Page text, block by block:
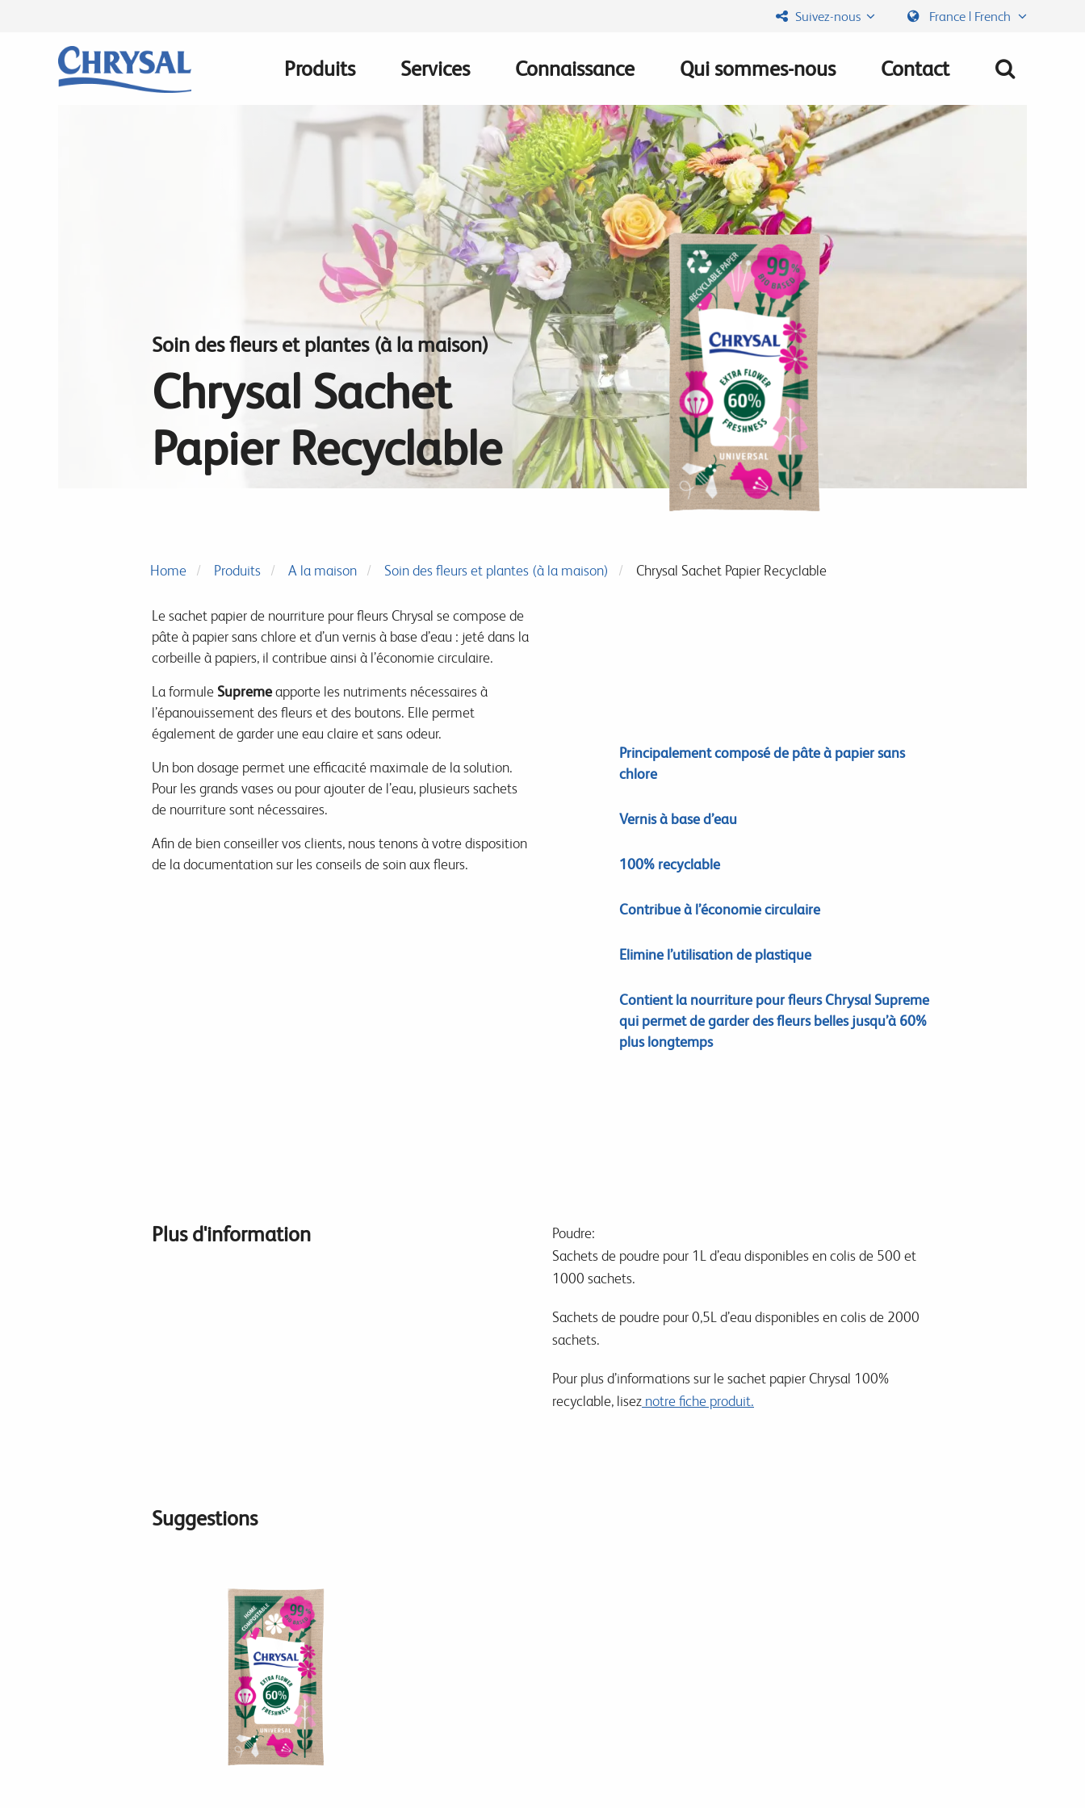
Suivez-nous France | French
Main
navigation
Produits Services Connaissance Qui sommes-nous Contact
Soin des fleurs et plantes (à la maison)
Chrysal Sachet
Papier Recyclable
Home Produits A la maison Soin des fleurs et plantes (à la maison) Chrysal Sachet Papier Recyclable
Le sachet papier de nourriture pour fleurs Chrysal se compose de
pâte à papier sans chlore et d’un vernis à base d’eau : jeté dans la
corbeille à papiers, il contribue ainsi à l’économie circulaire.
La formule Supremeapporte les nutriments nécessaires à
l’épanouissement des fleurs et des boutons. Elle permet
également de garder une eau claire et sans odeur.
Un bon dosage permet une efficacité maximale de la solution.
Pour les grands vases ou pour ajouter de l’eau, plusieurs sachets
de nourriture sont nécessaires.
Afin de bien conseiller vos clients, nous tenons à votre disposition
de la documentation sur les conseils de soin aux fleurs.
Principalement composé de pâte à papier sans
chlore
Vernis à base d’eau
100% recyclable
Contribue à l’économie circulaire
Elimine l’utilisation de plastique
Contient la nourriture pour fleursChrysalSupreme
qui permet de garder des fleurs belles jusqu’à 60%
plus longtemps
Plus d'information
Poudre:
Sachets de poudre pour 1L d’eau disponibles en colis de 500 et
1000 sachets.
Sachets de poudre pour 0,5L d’eau disponibles en colis de 2000
sachets.
Pour plus d’informations sur le sachet papier Chrysal 100%
recyclable, lisez notre fiche produit.
Suggestions